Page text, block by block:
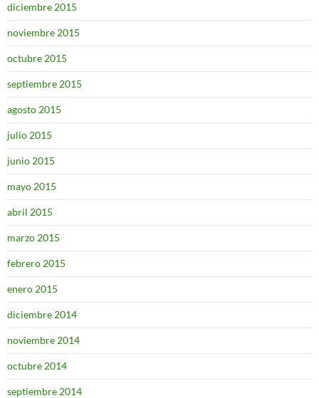
diciembre 2015
noviembre 2015
octubre 2015
septiembre 2015
agosto 2015
julio 2015
junio 2015
mayo 2015
abril 2015
marzo 2015
febrero 2015
enero 2015
diciembre 2014
noviembre 2014
octubre 2014
septiembre 2014